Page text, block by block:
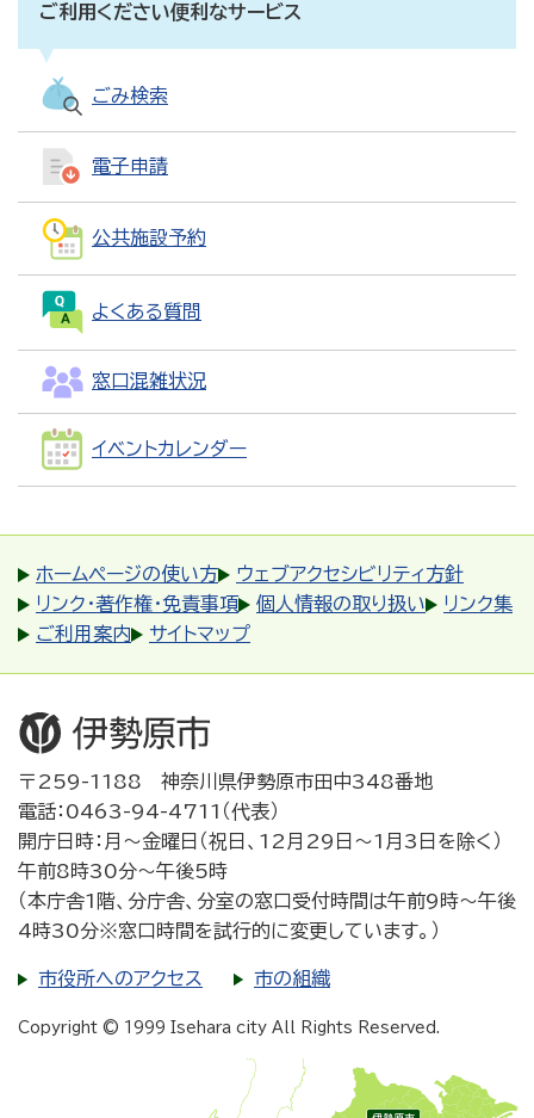
ご利用ください便利なサービス
ごみ検索
電子申請
公共施設予約
よくある質問
窓口混雑状況
イベントカレンダー
ホームページの使い方
ウェブアクセシビリティ方針
リンク・著作権・免責事項
個人情報の取り扱い
リンク集
ご利用案内
サイトマップ
〒259-1188 神奈川県伊勢原市田中348番地
電話：0463-94-4711（代表）
開庁日時：月～金曜日（祝日、12月29日～1月3日を除く）
午前8時30分～午後5時
（本庁舎1階、分庁舎、分室の窓口受付時間は午前9時～午後
4時30分※窓口時間を試行的に変更しています。）
市役所へのアクセス 市の組織
Copyright © 1999 Isehara city All Rights Reserved.